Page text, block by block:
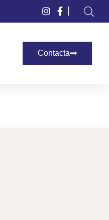
Contacta